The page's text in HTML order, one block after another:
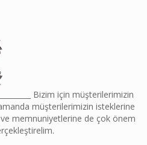
Bizim için müşterilerimizin
müşterilerimizin isteklerine
memnuniyetlerine de çok önem